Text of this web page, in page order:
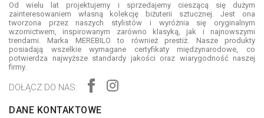
Od wielu lat projektujemy i sprzedajemy cieszącą się dużym
zainteresowaniem własną kolekcję biżuterii sztucznej. Jest ona
tworzona przez naszych stylistów i wyróżnia się oryginalnym
wzornictwem, inspirowanym zarówno klasyką, jak i najnowszymi
trendami. Marka MEREBILO to również prestiż. Nasze produkty
posiadają wszelkie wymagane certyfikaty międzynarodowe, co
potwierdza najwyższe standardy jakości oraz wiarygodność naszej
firmy.
DOŁĄCZ DO NAS:
DANE KONTAKTOWE